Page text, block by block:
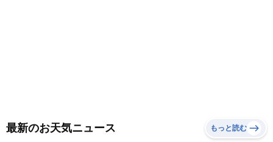
最新のお天気ニュース もっと読む